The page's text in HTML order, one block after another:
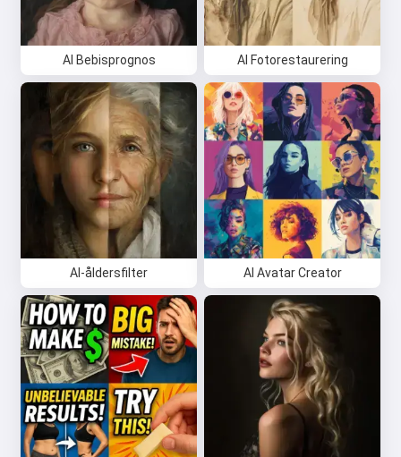
AI Bebisprognos AI Fotorestaurering
AI-åldersfilter AI Avatar Creator